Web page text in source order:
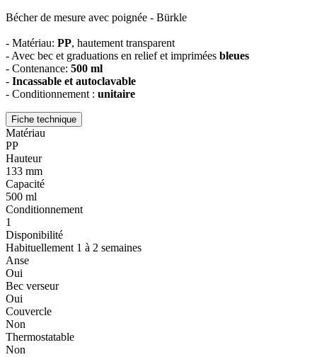
Bécher de mesure avec poignée - Bürkle
- Matériau: PP, hautement transparent
- Avec bec et graduations en relief et imprimées bleues
- Contenance: 500 ml
- Incassable et autoclavable
- Conditionnement : unitaire
Fiche technique
Matériau
PP
Hauteur
133 mm
Capacité
500 ml
Conditionnement
1
Disponibilité
Habituellement 1 à 2 semaines
Anse
Oui
Bec verseur
Oui
Couvercle
Non
Thermostatable
Non